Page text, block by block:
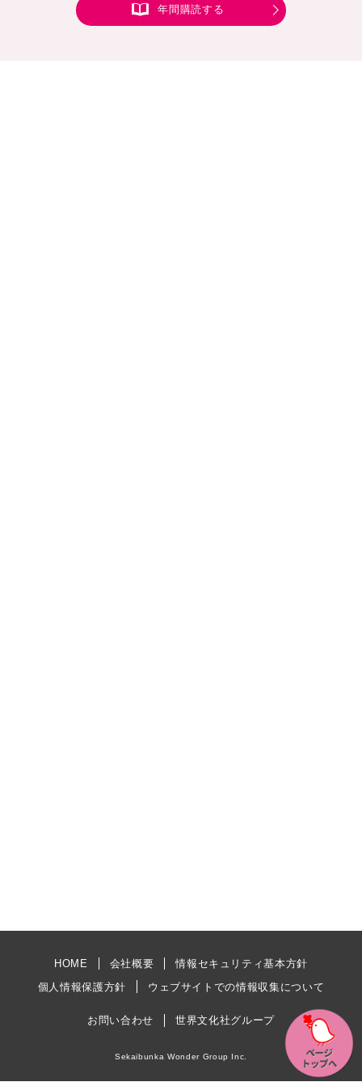
年間購読する
HOME 会社概要
情報セキュリティ基本方針
個人情報保護方針
ウェブサイトでの情報収集について
お問い合わせ 世界文化社グループ
Sekaibunka Wonder Group Inc.